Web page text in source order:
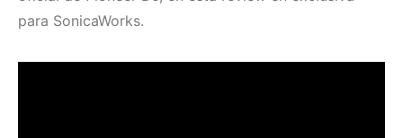
para SonicaWorks.